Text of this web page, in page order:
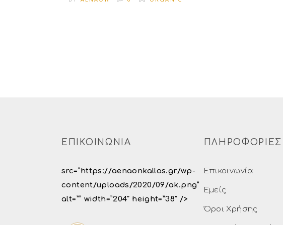
ΕΠΙΚΟΙΝΩΝΙΑ
src=”https://aenaonkallos.gr/wp-
content/uploads/2020/09/ak.png”
alt=”” width=”204″ height=”38″ />
ΠΛΗΡΟΦΟΡΙΕΣ
Επικοινωνία
Εμείς
Όροι Χρήσης